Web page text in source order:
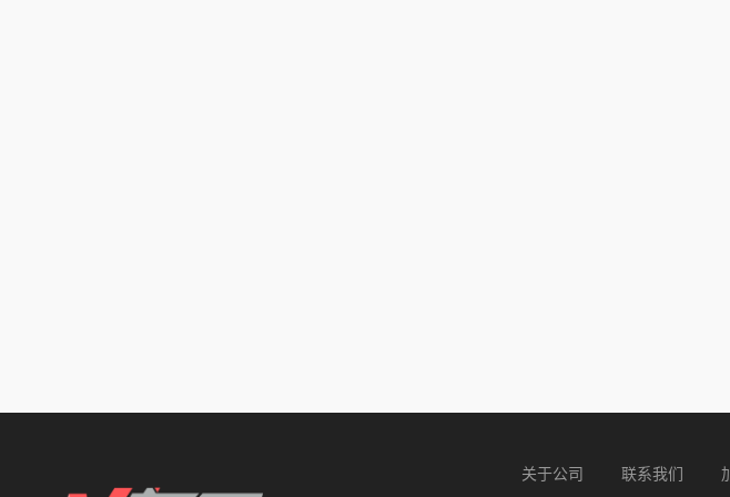
关于公司 联系我们